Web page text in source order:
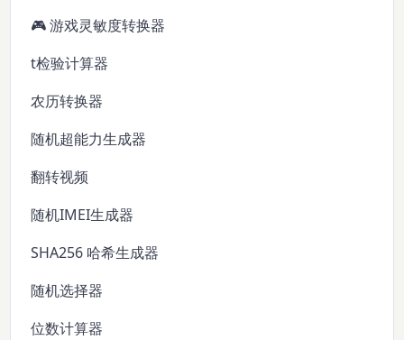
🎮 游戏灵敏度转换器
t检验计算器
农历转换器
随机超能力生成器
翻转视频
随机IMEI生成器
SHA256 哈希生成器
随机选择器
位数计算器